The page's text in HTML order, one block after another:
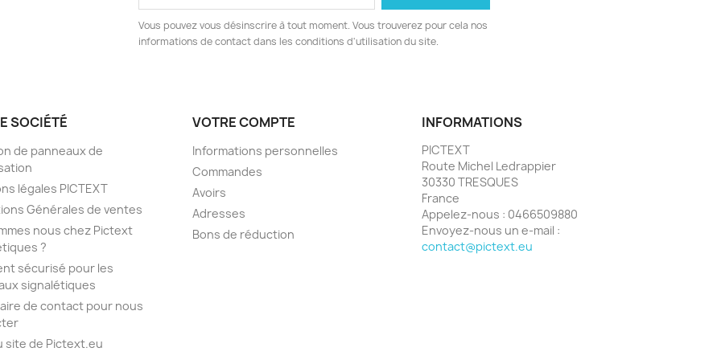
Vous pouvez vous désinscrire à tout moment. Vous trouverez pour cela nos
informations de contact dans les conditions d'utilisation du site.
SOCIÉTÉ
de panneaux de
légales PICTEXT
Générales de ventes
nous chez Pictext
?
sécurisé pour les
signalétiques
de contact pour nous
site de Pictext.eu
VOTRE COMPTE
Informations personnelles
Commandes
Avoirs
Adresses
Bons de réduction
INFORMATIONS
PICTEXT
Route Michel Ledrappier
30330 TRESQUES
France
Appelez-nous : 0466509880
Envoyez-nous un e-mail :
contact@pictext.eu